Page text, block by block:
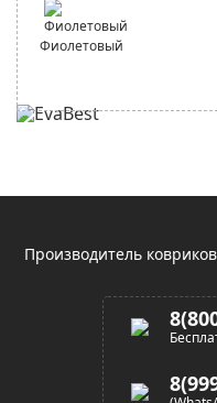
Фиолетовый
Производитель